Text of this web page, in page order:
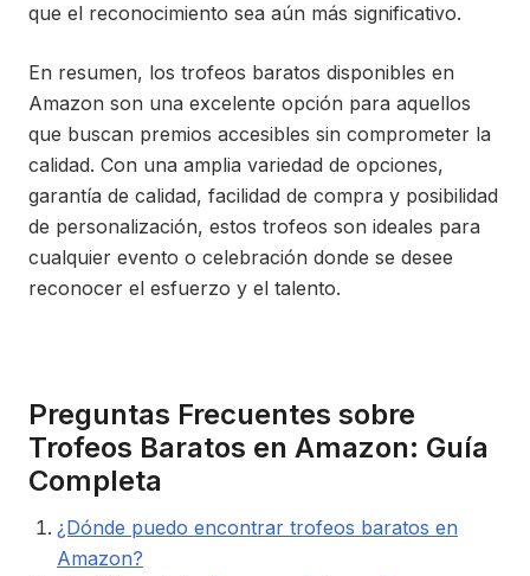
que el reconocimiento sea aún más significativo.
En resumen, los trofeos baratos disponibles en
Amazon son una excelente opción para aquellos
que buscan premios accesibles sin comprometer la
calidad. Con una amplia variedad de opciones,
garantía de calidad, facilidad de compra y posibilidad
de personalización, estos trofeos son ideales para
cualquier evento o celebración donde se desee
reconocer el esfuerzo y el talento.
Preguntas Frecuentes sobre
Trofeos Baratos en Amazon: Guía
Completa
¿Dónde puedo encontrar trofeos baratos en
Amazon?